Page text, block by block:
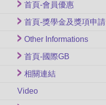
首頁-會員優惠
首頁-獎學金及獎項申請
Other Informations
首頁-國際GB
相關連結
Video